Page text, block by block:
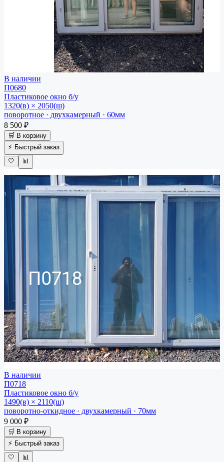
В наличии
П0680
Пластиковое окно б/у
1320(в) × 2050(ш)
поворотное · двухкамерный · 60мм
8 500 ₽
🛒 В корзину
⚡ Быстрый заказ
🤍
📊
В наличии
П0718
Пластиковое окно б/у
1490(в) × 2110(ш)
поворотно-откидное · двухкамерный · 70мм
9 000 ₽
🛒 В корзину
⚡ Быстрый заказ
🤍
📊